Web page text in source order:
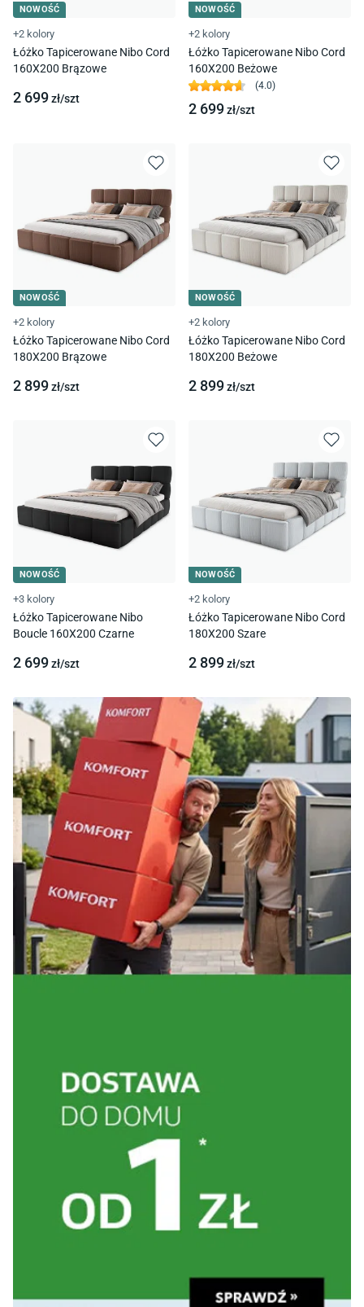
NOWOŚĆ
+2 kolory
Łóżko Tapicerowane Nibo Cord
160X200 Brązowe
2 699zł/szt
NOWOŚĆ
+2 kolory
Łóżko Tapicerowane Nibo Cord
160X200 Beżowe
(4.0)
2 699zł/szt
NOWOŚĆ
+2 kolory
Łóżko Tapicerowane Nibo Cord
180X200 Brązowe
2 899zł/szt
NOWOŚĆ
+2 kolory
Łóżko Tapicerowane Nibo Cord
180X200 Beżowe
2 899zł/szt
NOWOŚĆ
+3 kolory
Łóżko Tapicerowane Nibo
Boucle 160X200 Czarne
2 699zł/szt
NOWOŚĆ
+2 kolory
Łóżko Tapicerowane Nibo Cord
180X200 Szare
2 899zł/szt